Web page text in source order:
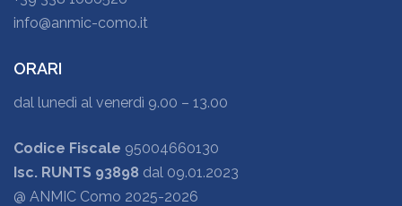
info@anmic-como.it
ORARI
dal lunedì al venerdì 9.00 – 13.00
Codice Fiscale 95004660130
Isc. RUNTS 93898 dal 09.01.2023
@ ANMIC Como 2025-2026